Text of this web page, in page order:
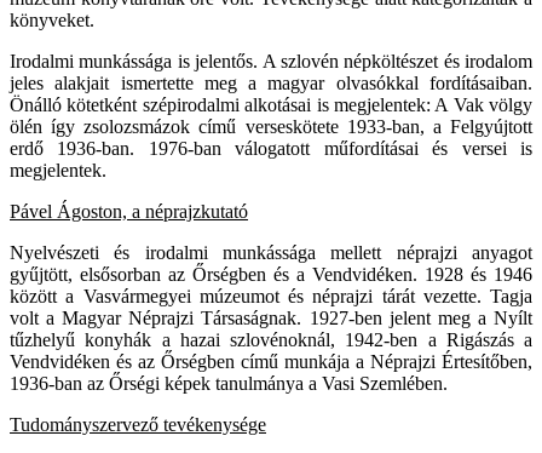
könyveket.
Irodalmi munkássága is jelentős. A szlovén népköltészet és irodalom
jeles alakjait ismertette meg a magyar olvasókkal fordításaiban.
Önálló kötetként szépirodalmi alkotásai is megjelentek: A Vak völgy
ölén így zsolozsmázok című verseskötete 1933-ban, a Felgyújtott
erdő 1936-ban. 1976-ban válogatott műfordításai és versei is
megjelentek.
Pável Ágoston, a néprajzkutató
Nyelvészeti és irodalmi munkássága mellett néprajzi anyagot
gyűjtött, elsősorban az Őrségben és a Vendvidéken. 1928 és 1946
között a Vasvármegyei múzeumot és néprajzi tárát vezette. Tagja
volt a Magyar Néprajzi Társaságnak. 1927-ben jelent meg a Nyílt
tűzhelyű konyhák a hazai szlovénoknál, 1942-ben a Rigászás a
Vendvidéken és az Őrségben című munkája a Néprajzi Értesítőben,
1936-ban az Őrségi képek tanulmánya a Vasi Szemlében.
Tudományszervező tevékenysége